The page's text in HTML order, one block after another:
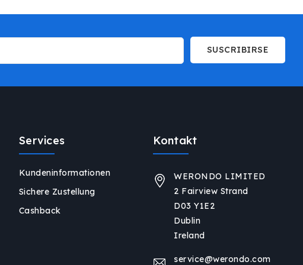
SUSCRIBIRSE
Kontakt
WERONDO LIMITED
2 Fairview Strand
D03 Y1E2
Dublin
Ireland
service@werondo.com
Services
Kundeninformationen
Sichere Zustellung
Cashback